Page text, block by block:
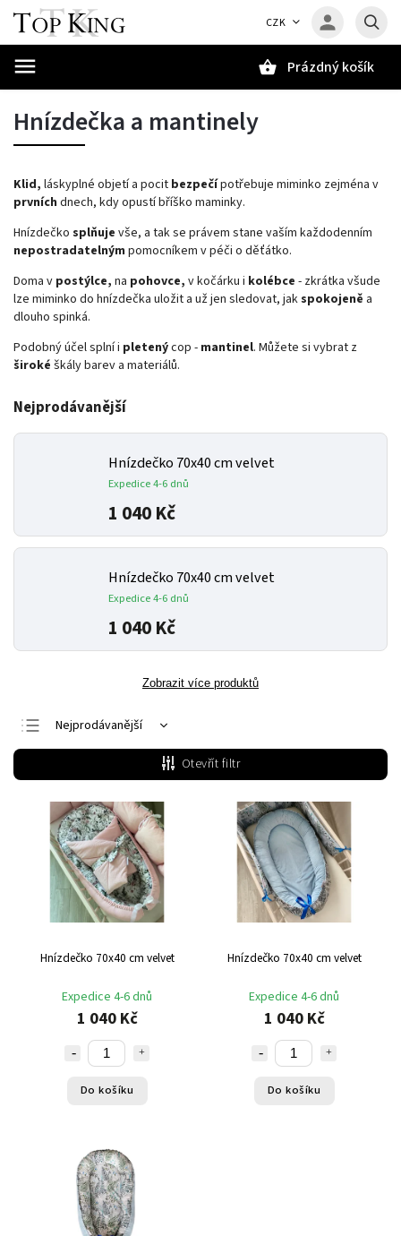
CZK
Prázdný košík
Hnízdečka a mantinely
Klid, láskyplné objetí a pocit bezpečípotřebuje miminko zejména v
prvních dnech, kdy opustí bříško maminky.
Hnízdečko splňuje vše, a tak se právem stane vaším každodenním
nepostradatelným pomocníkem v péči o děťátko.
Doma v postýlce, na pohovce, v kočárku i kolébce - zkrátka všude
lze miminko do hnízdečka uložit a už jen sledovat, jakspokojeně a
dlouho spinká.
Podobný účel splní i pletenýcop - mantinel. Můžete si vybrat z
široké škály barev a materiálů.
Nejprodávanější
Hnízdečko 70x40 cm velvet
Expedice 4-6 dnů
1 040 Kč
Hnízdečko 70x40 cm velvet
Expedice 4-6 dnů
1 040 Kč
Zobrazit více produktů
Nejprodávanější
Nejlevnější
Nejdražší
Abecedně
Otevřít filtr
Hnízdečko 70x40 cm velvet
Expedice 4-6 dnů
1 040 Kč
Do košíku
Hnízdečko 70x40 cm velvet
Expedice 4-6 dnů
1 040 Kč
Do košíku